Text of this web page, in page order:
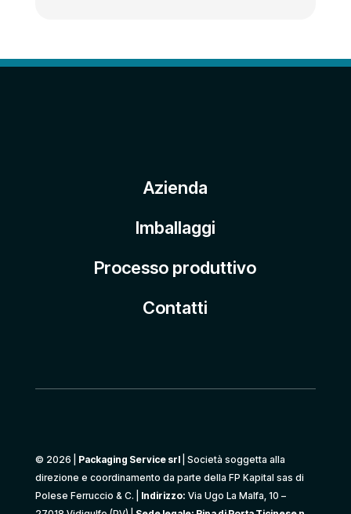
Azienda
Imballaggi
Processo produttivo
Contatti
© 2026 | Packaging Service srl| Società soggetta alla
direzione e coordinamento da parte della FP Kapital sas di
Polese Ferruccio & C. | Indirizzo: Via Ugo La Malfa, 10 –